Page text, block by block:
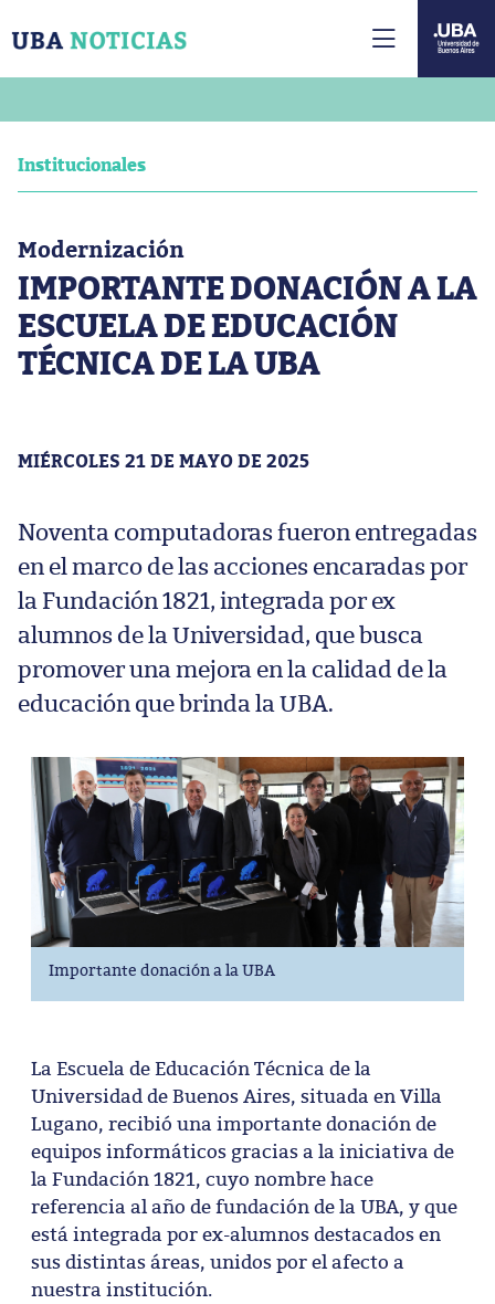
Institucionales
Modernización
IMPORTANTE DONACIÓN A LA
ESCUELA DE EDUCACIÓN
TÉCNICA DE LA UBA
MIÉRCOLES 21 DE MAYO DE 2025
Noventa computadoras fueron entregadas
en el marco de las acciones encaradas por
la Fundación 1821, integrada por ex
alumnos de la Universidad, que busca
promover una mejora en la calidad de la
educación que brinda la UBA.
Importante donación a la UBA
La Escuela de Educación Técnica de la
Universidad de Buenos Aires, situada en Villa
Lugano, recibió una importante donación de
equipos informáticos gracias a la iniciativa de
la Fundación 1821, cuyo nombre hace
referencia al año de fundación de la UBA, y que
está integrada por ex-alumnos destacados en
sus distintas áreas, unidos por el afecto a
nuestra institución.